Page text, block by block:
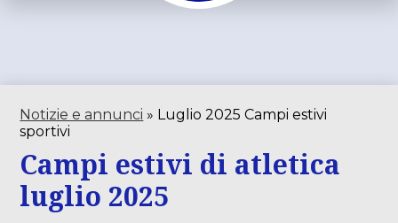
Notizie e annunci » Luglio 2025 Campi estivi
sportivi
Campi estivi di atletica
luglio 2025